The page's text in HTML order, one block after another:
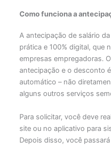
Como funciona a
A antecipação de salário
prática e 100% digital, que
empresas empregadoras.
antecipação e o desconto
automático – não
alguns outros serviços
Para solicitar, você deve
site ou no aplicativo para
Depois disso, você